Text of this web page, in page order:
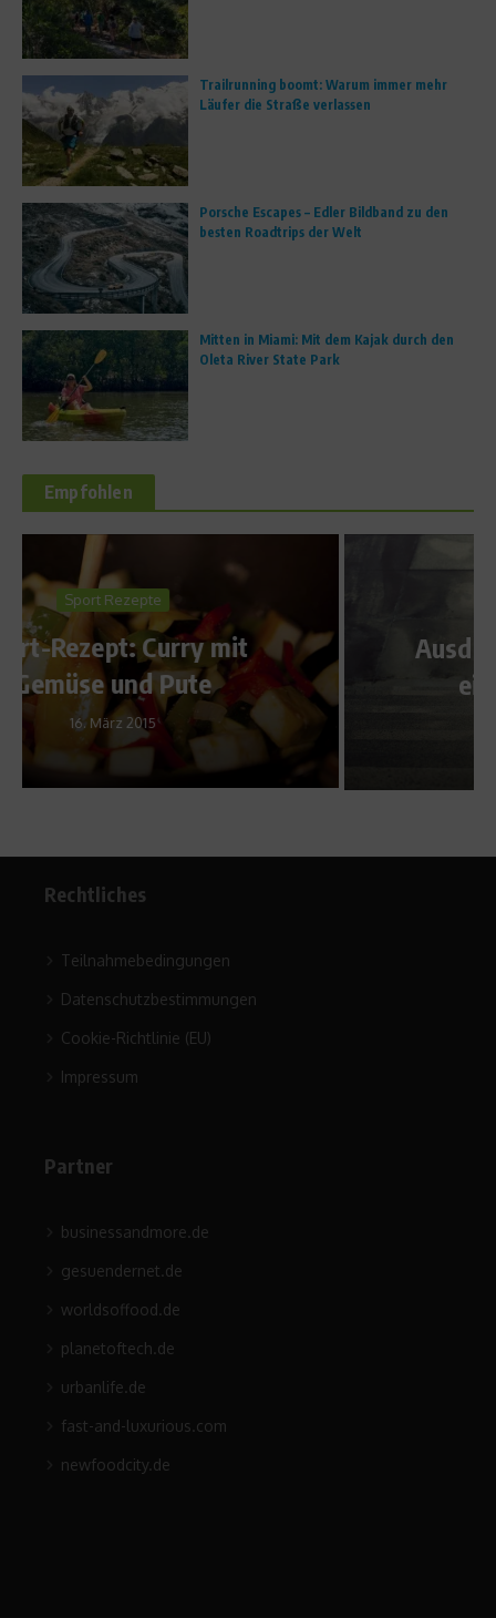
Trailrunning boomt: Warum immer mehr
Läufer die Straße verlassen
Porsche Escapes – Edler Bildband zu den
besten Roadtrips der Welt
Mitten in Miami: Mit dem Kajak durch den
Oleta River State Park
Empfohlen
Ausdauersport – Garant für
ein gesundes Leben
11. Juni 2018
Rechtliches
Teilnahmebedingungen
Datenschutzbestimmungen
Cookie-Richtlinie (EU)
Impressum
Partner
businessandmore.de
gesuendernet.de
worldsoffood.de
planetoftech.de
urbanlife.de
fast-and-luxurious.com
newfoodcity.de